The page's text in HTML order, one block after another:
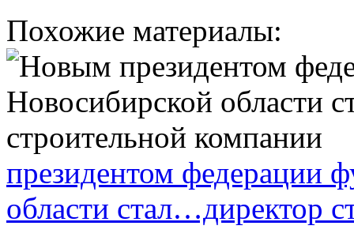
Похожие материалы:
президентом федерации
области стал…директор